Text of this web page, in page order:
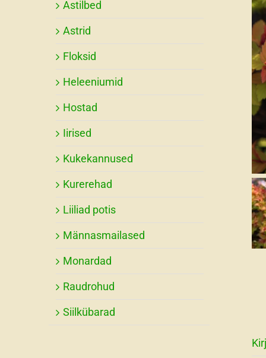
Astilbed
Astrid
Floksid
Heleeniumid
Hostad
Iirised
Kukekannused
Kurerehad
Liiliad potis
Männasmailased
Monardad
Raudrohud
Siilkübarad